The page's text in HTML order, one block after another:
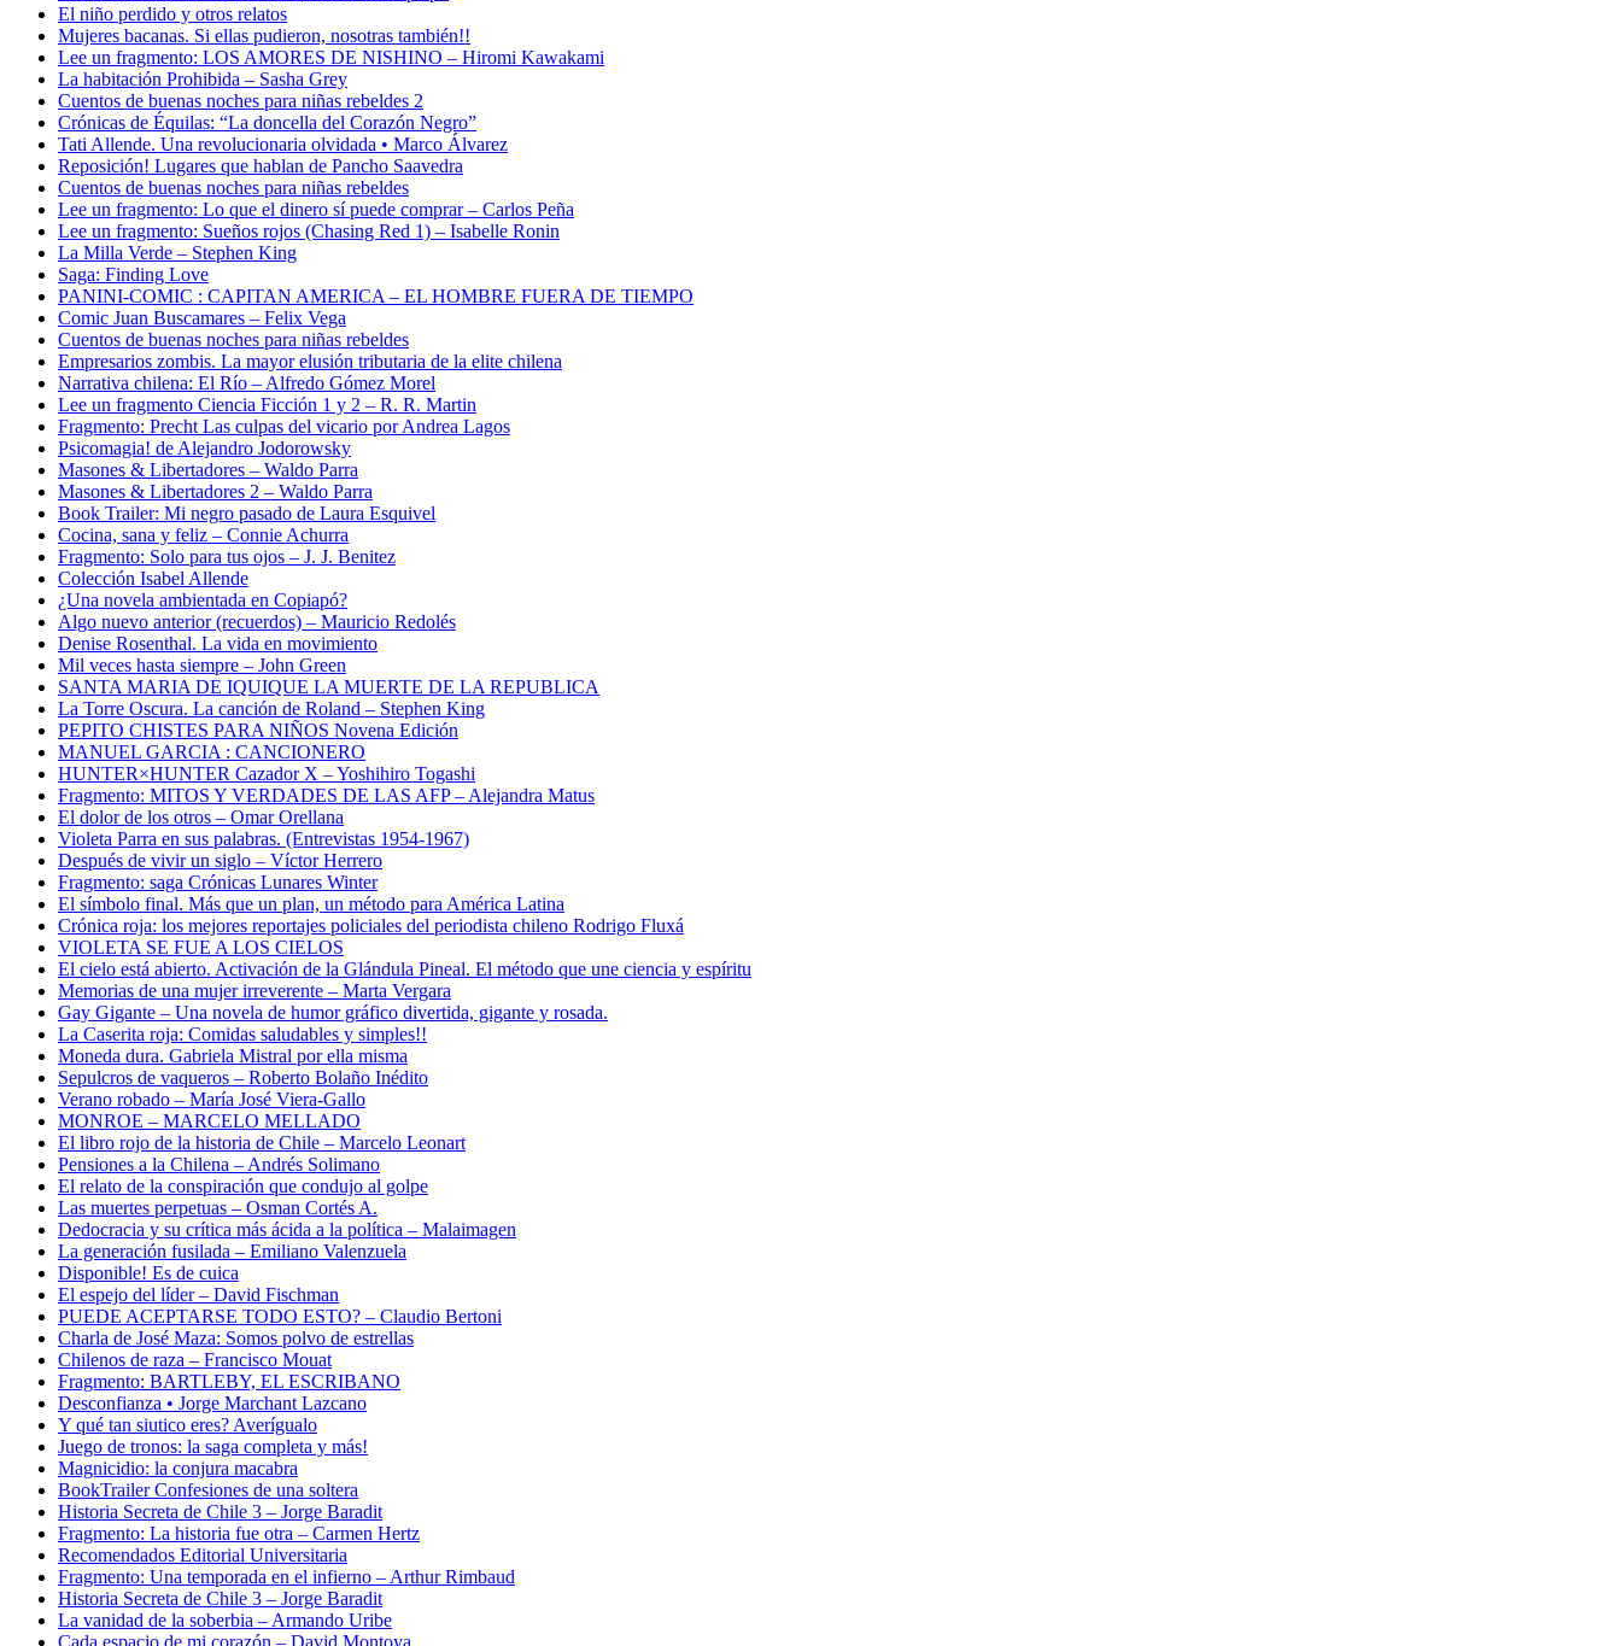
El niño perdido y otros relatos
Mujeres bacanas. Si ellas pudieron, nosotras también!!
Lee un fragmento: LOS AMORES DE NISHINO – Hiromi Kawakami
La habitación Prohibida – Sasha Grey
Cuentos de buenas noches para niñas rebeldes 2
Crónicas de Équilas: “La doncella del Corazón Negro”
Tati Allende. Una revolucionaria olvidada • Marco Álvarez
Reposición! Lugares que hablan de Pancho Saavedra
Cuentos de buenas noches para niñas rebeldes
Lee un fragmento: Lo que el dinero sí puede comprar – Carlos Peña
Lee un fragmento: Sueños rojos (Chasing Red 1) – Isabelle Ronin
La Milla Verde – Stephen King
Saga: Finding Love
PANINI-COMIC : CAPITAN AMERICA – EL HOMBRE FUERA DE TIEMPO
Comic Juan Buscamares – Felix Vega
Cuentos de buenas noches para niñas rebeldes
Empresarios zombis. La mayor elusión tributaria de la elite chilena
Narrativa chilena: El Río – Alfredo Gómez Morel
Lee un fragmento Ciencia Ficción 1 y 2 – R. R. Martin
Fragmento: Precht Las culpas del vicario por Andrea Lagos
Psicomagia! de Alejandro Jodorowsky
Masones & Libertadores – Waldo Parra
Masones & Libertadores 2 – Waldo Parra
Book Trailer: Mi negro pasado de Laura Esquivel
Cocina, sana y feliz – Connie Achurra
Fragmento: Solo para tus ojos – J. J. Benitez
Colección Isabel Allende
¿Una novela ambientada en Copiapó?
Algo nuevo anterior (recuerdos) – Mauricio Redolés
Denise Rosenthal. La vida en movimiento
Mil veces hasta siempre – John Green
SANTA MARIA DE IQUIQUE LA MUERTE DE LA REPUBLICA
La Torre Oscura. La canción de Roland – Stephen King
PEPITO CHISTES PARA NIÑOS Novena Edición
MANUEL GARCIA : CANCIONERO
HUNTER×HUNTER Cazador X – Yoshihiro Togashi
Fragmento: MITOS Y VERDADES DE LAS AFP – Alejandra Matus
El dolor de los otros – Omar Orellana
Violeta Parra en sus palabras. (Entrevistas 1954-1967)
Después de vivir un siglo – Víctor Herrero
Fragmento: saga Crónicas Lunares Winter
El símbolo final. Más que un plan, un método para América Latina
Crónica roja: los mejores reportajes policiales del periodista chileno Rodrigo Fluxá
VIOLETA SE FUE A LOS CIELOS
El cielo está abierto. Activación de la Glándula Pineal. El método que une ciencia y espíritu
Memorias de una mujer irreverente – Marta Vergara
Gay Gigante – Una novela de humor gráfico divertida, gigante y rosada.
La Caserita roja: Comidas saludables y simples!!
Moneda dura. Gabriela Mistral por ella misma
Sepulcros de vaqueros – Roberto Bolaño Inédito
Verano robado – María José Viera-Gallo
MONROE – MARCELO MELLADO
El libro rojo de la historia de Chile – Marcelo Leonart
Pensiones a la Chilena – Andrés Solimano
El relato de la conspiración que condujo al golpe
Las muertes perpetuas – Osman Cortés A.
Dedocracia y su crítica más ácida a la política – Malaimagen
La generación fusilada – Emiliano Valenzuela
Disponible! Es de cuica
El espejo del líder – David Fischman
PUEDE ACEPTARSE TODO ESTO? – Claudio Bertoni
Charla de José Maza: Somos polvo de estrellas
Chilenos de raza – Francisco Mouat
Fragmento: BARTLEBY, EL ESCRIBANO
Desconfianza • Jorge Marchant Lazcano
Y qué tan siutico eres? Averígualo
Juego de tronos: la saga completa y más!
Magnicidio: la conjura macabra
BookTrailer Confesiones de una soltera
Historia Secreta de Chile 3 – Jorge Baradit
Fragmento: La historia fue otra – Carmen Hertz
Recomendados Editorial Universitaria
Fragmento: Una temporada en el infierno – Arthur Rimbaud
Historia Secreta de Chile 3 – Jorge Baradit
La vanidad de la soberbia – Armando Uribe
Cada espacio de mi corazón – David Montoya